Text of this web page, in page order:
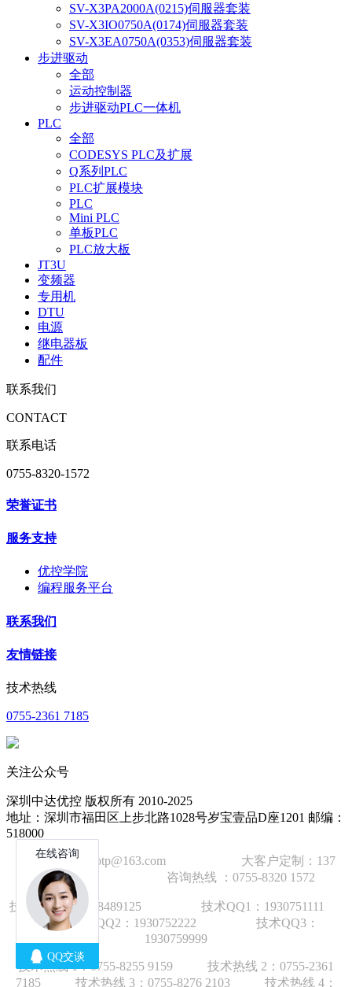
SV-X3PA2000A(0215)伺服器套装
SV-X3IO0750A(0174)伺服器套装
SV-X3EA0750A(0353)伺服器套装
步进驱动
全部
运动控制器
步进驱动PLC一体机
PLC
全部
CODESYS PLC及扩展
Q系列PLC
PLC扩展模块
PLC
Mini PLC
单板PLC
PLC放大板
JT3U
变频器
专用机
DTU
电源
继电器板
配件
联系我们
CONTACT
联系电话
0755-8320-1572
荣誉证书
服务支持
优控学院
编程服务平台
联系我们
友情链接
技术热线
0755-2361 7185
关注公众号
深圳中达优控 版权所有 2010-2025
地址：深圳市福田区上步北路1028号岁宝壹品D座1201 邮编：
518000
技术邮箱：wzbtp@163.com 大客户定制：137
1392 2586 咨询热线 ：0755-8320 1572
技术手机：18928489125
技术QQ1：1930751111
技术QQ2：1930752222 技术QQ3：
1930759999
技术热线 1：0755-8255 9159 技术热线 2： 0755-2361
7185技术热线 3： 0755-8276 2103技术热线 4：